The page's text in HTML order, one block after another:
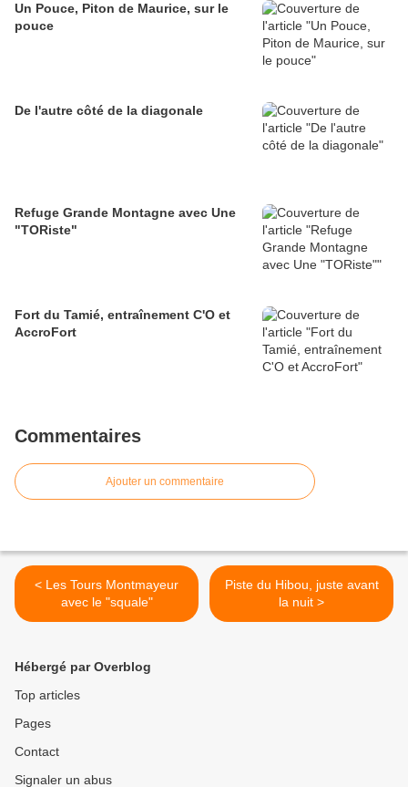
Un Pouce, Piton de Maurice, sur le
pouce
De l'autre côté de la diagonale
Refuge Grande Montagne avec Une
"TORiste"
Fort du Tamié, entraînement C'O et
AccroFort
Commentaires
Ajouter un commentaire
< Les Tours Montmayeur
avec le "squale"
Piste du Hibou, juste avant
la nuit >
Hébergé par Overblog
Top articles
Pages
Contact
Signaler un abus